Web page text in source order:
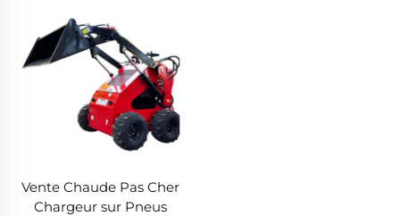
Vente Chaude Pas Cher
Chargeur sur Pneus